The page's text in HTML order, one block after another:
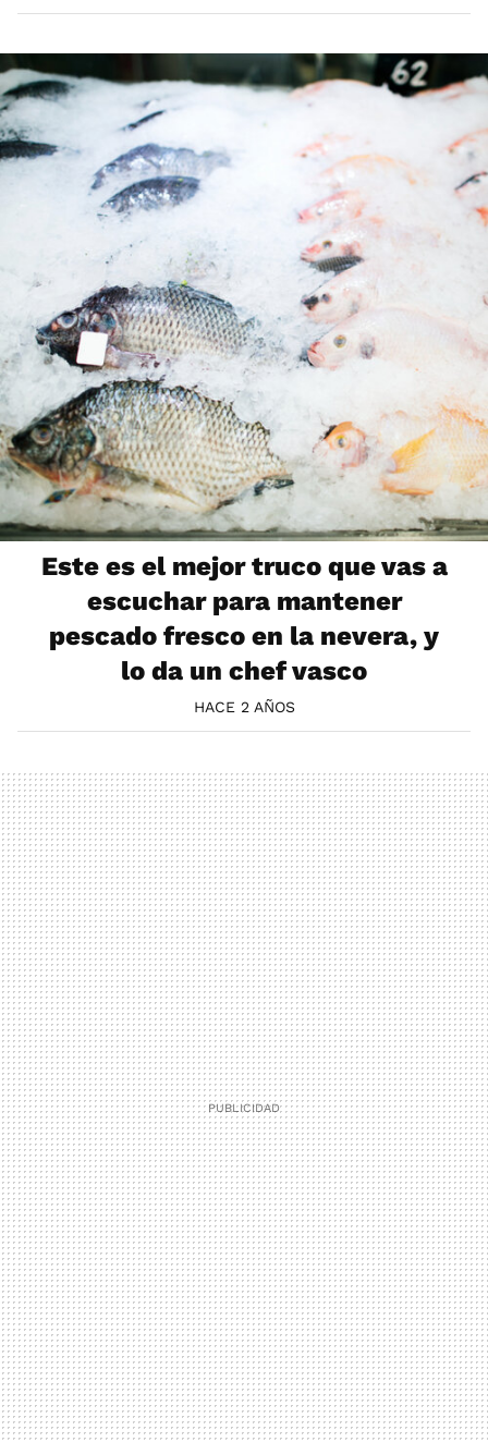
Este es el mejor truco que vas a
escuchar para mantener
pescado fresco en la nevera, y
lo da un chef vasco
HACE 2 AÑOS